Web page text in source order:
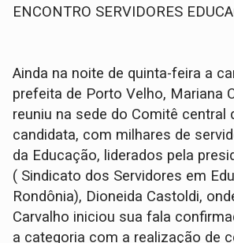
ENCONTRO SERVIDORES
Ainda na noite de quinta-feira a
prefeita de Porto Velho, Mariana
reuniu na sede do Comitê central
candidata, com milhares de
da Educação, liderados pela
( Sindicato dos Servidores em
Rondônia), Dioneida Castoldi,
Carvalho iniciou sua fala
a categoria com a realização de